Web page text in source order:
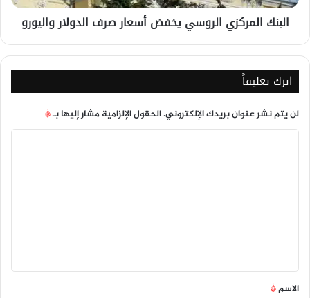
البنك المركزي الروسي يخفض أسعار صرف الدولار واليورو
اترك تعليقاً
لن يتم نشر عنوان بريدك الإلكتروني.الحقول الإلزامية مشار إليها بـ*
*
الاسم*